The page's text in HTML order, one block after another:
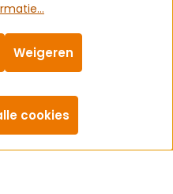
Weigeren
cookies